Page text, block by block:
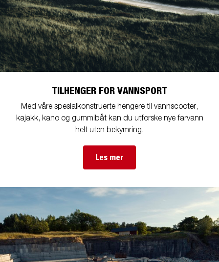
TILHENGER FOR VANNSPORT
Med våre spesialkonstruerte hengere til vannscooter,
kajakk, kano og gummibåt kan du utforske nye farvann
helt uten bekymring.
Les mer